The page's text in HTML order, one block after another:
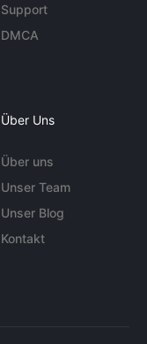
Support
DMCA
Über Uns
Über uns
Unser Team
Unser Blog
Kontakt